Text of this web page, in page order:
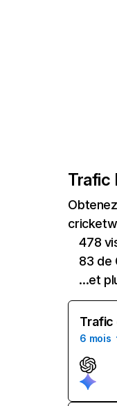
Trafic
478
83 de
...et
Trafic
6 mois